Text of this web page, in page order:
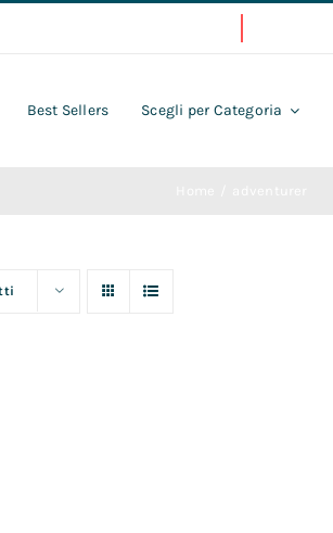
Best Sellers Scegli per Categoria